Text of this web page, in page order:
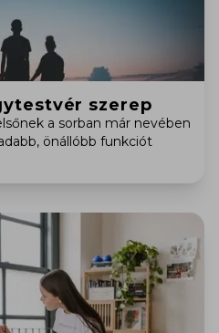
szerep
a sorban már nevében
önállóbb funkciót